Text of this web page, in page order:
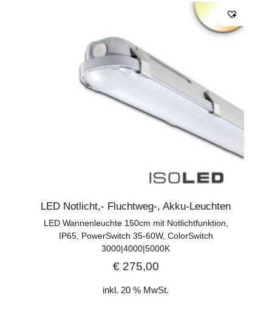
LED Notlicht,- Fluchtweg-, Akku-Leuchten
LED Wannenleuchte 150cm mit Notlichtfunktion,
IP65, PowerSwitch 35-60W, ColorSwitch
3000|4000|5000K
€275,00
inkl. 20 % MwSt.